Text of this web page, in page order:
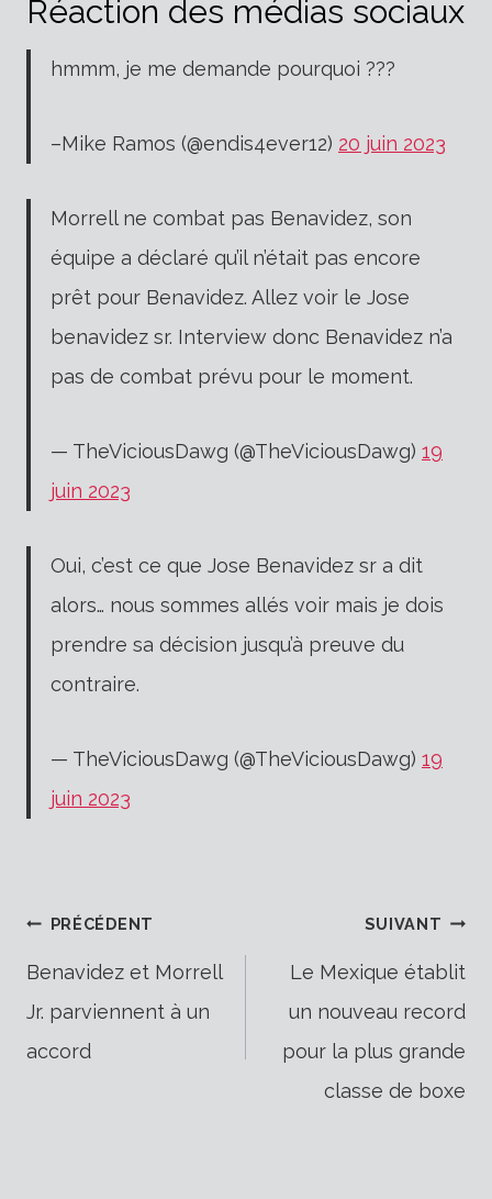
Réaction des médias sociaux
hmmm, je me demande pourquoi ???
–Mike Ramos (@endis4ever12) 20 juin 2023
Morrell ne combat pas Benavidez, son
équipe a déclaré qu’il n’était pas encore
prêt pour Benavidez. Allez voir le Jose
benavidez sr. Interview donc Benavidez n’a
pas de combat prévu pour le moment.
— TheViciousDawg (@TheViciousDawg) 19
juin 2023
Oui, c’est ce que Jose Benavidez sr a dit
alors… nous sommes allés voir mais je dois
prendre sa décision jusqu’à preuve du
contraire.
— TheViciousDawg (@TheViciousDawg) 19
juin 2023
Navigation
de
PRÉCÉDENT
Benavidez et Morrell
Jr. parviennent à un
accord
SUIVANT
Le Mexique établit
un nouveau record
pour la plus grande
classe de boxe